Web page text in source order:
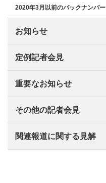
2020年3月以前のバックナンバー
お知らせ
定例記者会見
重要なお知らせ
その他の記者会見
関連報道に関する見解